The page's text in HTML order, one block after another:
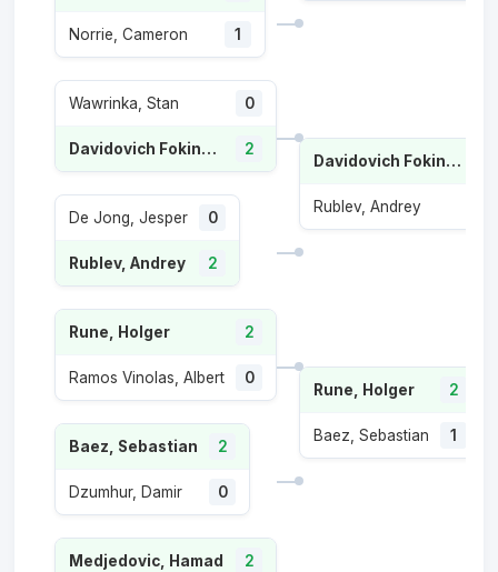
Norrie, Cameron 1
Wawrinka, Stan 0
Davidovich Fokina, Alejandro 2
De Jong, Jesper 0
Rublev, Andrey 2
Rune, Holger 2
Ramos Vinolas, Albert 0
Baez, Sebastian 2
Dzumhur, Damir 0
Medjedovic, Hamad 2
Davidovich Fokina, Alejandro
Rublev, Andrey
Rune, Holger 2
Baez, Sebastian 1